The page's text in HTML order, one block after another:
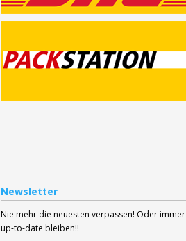
Newsletter
Nie mehr die neuesten verpassen! Oder immer
up-to-date bleiben!!